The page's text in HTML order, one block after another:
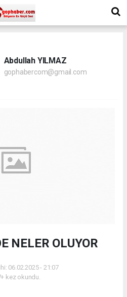
Abdullah YILMAZ
gophabercom@gmail.com
NELER OLUYOR
06.02.2025 - 21:07
kez okundu.